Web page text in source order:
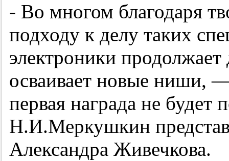
- Во многом благодаря
подходу к делу таких
электроники
осваивает новые ниши,
первая награда не будет
Н.И.Меркушкин
Александра Живечкова.